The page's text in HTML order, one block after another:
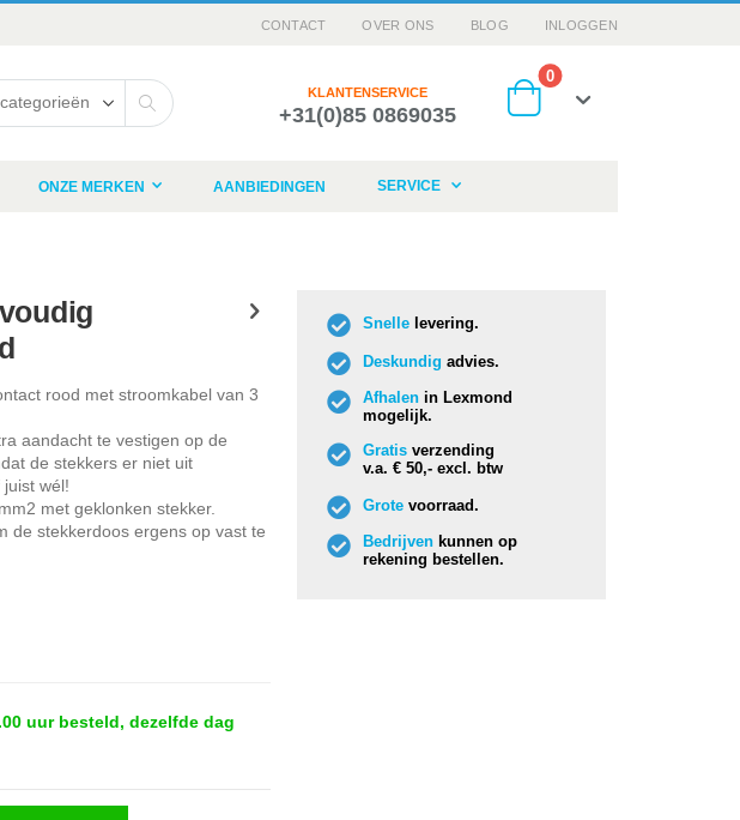
CONTACT OVER ONS BLOG INLOGGEN
Cart
0producten
KLANTENSERVICE
+31(0)85 0869035
ONZE MERKEN AANBIEDINGEN SERVICE
rood met stroomkabel van 3
aandacht te vestigen op de
de stekkers er niet uit
wél!
met geklonken stekker.
de stekkerdoos ergens op vast te
uur besteld, dezelfde dag
Snelle levering.
Deskundig advies.
Afhalen in Lexmond
mogelijk.
Gratis verzending
v.a. € 50,- excl. btw
Grote voorraad.
Bedrijven kunnen op
rekening bestellen.